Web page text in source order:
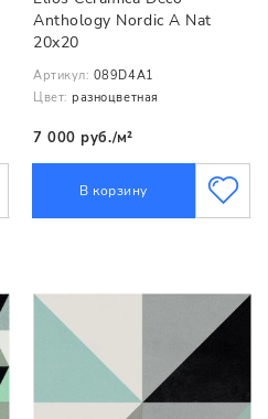
Anthology Nordic A Nat
20x20
Артикул: 089D4A1
Цвет: разноцветная
7 000 руб./м²
В корзину